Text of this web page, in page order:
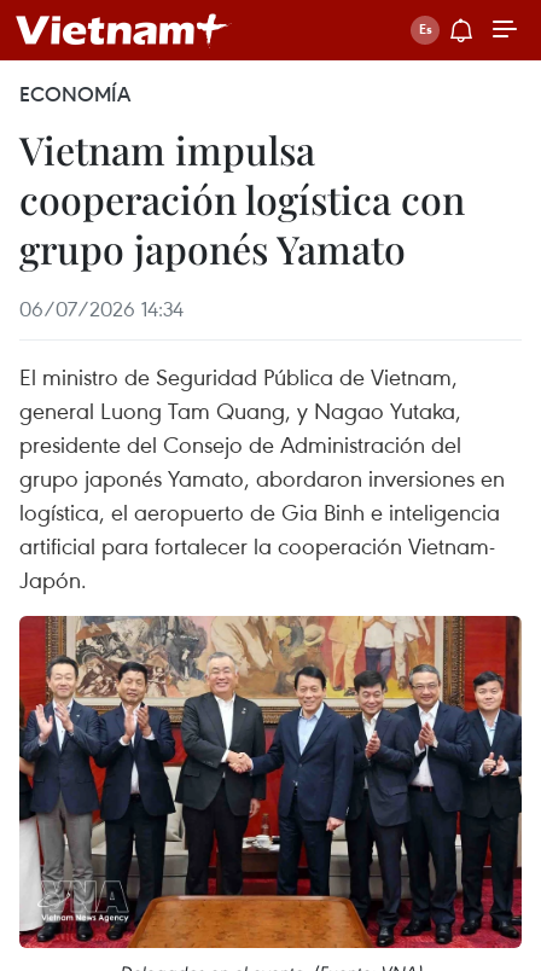
ECONOMÍA
Vietnam impulsa
cooperación logística con
grupo japonés Yamato
06/07/2026 14:34
El ministro de Seguridad Pública de Vietnam,
general Luong Tam Quang, y Nagao Yutaka,
presidente del Consejo de Administración del
grupo japonés Yamato, abordaron inversiones en
logística, el aeropuerto de Gia Binh e inteligencia
artificial para fortalecer la cooperación Vietnam-
Japón.